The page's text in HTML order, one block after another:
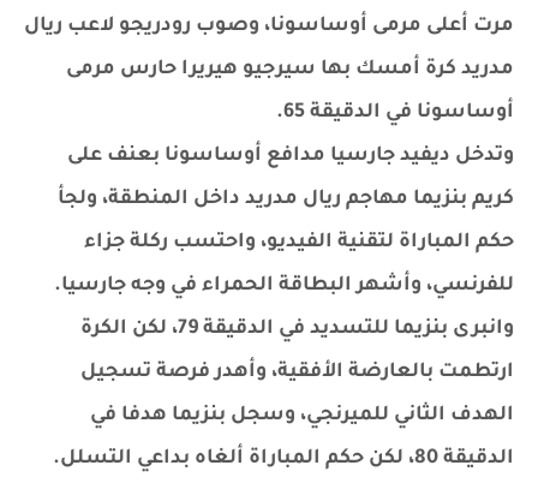
مرت أعلى مرمى أوساسونا، وصوب رودريجو لاعب ريال
مدريد كرة أمسك بها سيرجيو هيريرا حارس مرمى
أوساسونا في الدقيقة 65.
وتدخل ديفيد جارسيا مدافع أوساسونا بعنف على
كريم بنزيما مهاجم ريال مدريد داخل المنطقة، ولجأ
حكم المباراة لتقنية الفيديو، واحتسب ركلة جزاء
للفرنسي، وأشهر البطاقة الحمراء في وجه جارسيا.
وانبرى بنزيما للتسديد في الدقيقة 79، لكن الكرة
ارتطمت بالعارضة الأفقية، وأهدر فرصة تسجيل
الهدف الثاني للميرنجي، وسجل بنزيما هدفا في
الدقيقة 80، لكن حكم المباراة ألغاه بداعي التسلل.